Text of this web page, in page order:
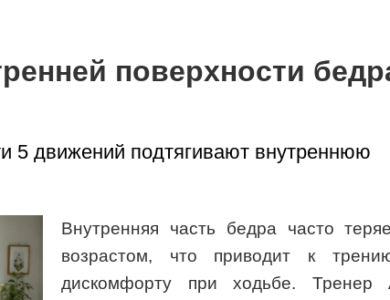
поверхности
5 движений подтягивают внутреннюю
Внутренняя часть бедра часто
возрастом, что приводит к
дискомфорту при ходьбе. Тренер